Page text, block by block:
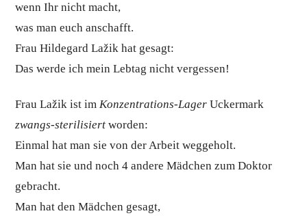
wenn Ihr nicht macht,
was man euch anschafft.
Frau Hildegard Lažik hat gesagt:
Das werde ich mein Lebtag nicht vergessen!
Frau Lažik ist im Konzentrations-Lager Uckermark
zwangs-sterilisiert worden:
Einmal hat man sie von der Arbeit weggeholt.
Man hat sie und noch 4 andere Mädchen zum Doktor
gebracht.
Man hat den Mädchen gesagt,